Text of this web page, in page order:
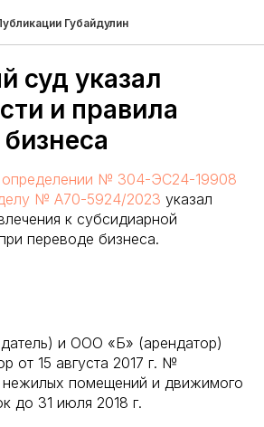
Губайдулин
суд указал
и правила
определении № 304-ЭС24-19908
№ А70-5924/2023 указал
к субсидиарной
переводе бизнеса.
и ООО «Б» (арендатор)
от 15 августа 2017 г. №
нежилых помещений и движимого
до 31 июля 2018 г.